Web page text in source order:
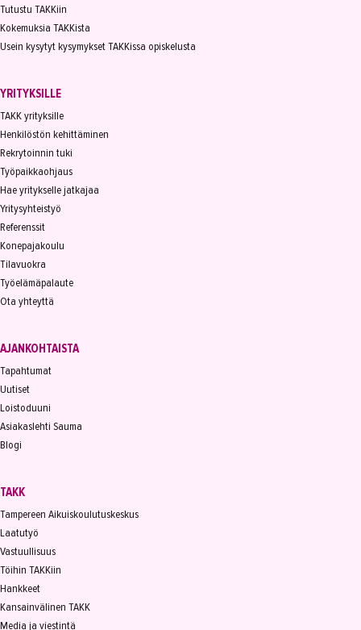
Tutustu TAKKiin
Kokemuksia TAKKista
Usein kysytyt kysymykset TAKKissa opiskelusta
YRITYKSILLE
TAKK yrityksille
Henkilöstön kehittäminen
Rekrytoinnin tuki
Työpaikkaohjaus
Hae yritykselle jatkajaa
Yritysyhteistyö
Referenssit
Konepajakoulu
Tilavuokra
Työelämäpalaute
Ota yhteyttä
AJANKOHTAISTA
Tapahtumat
Uutiset
Loistoduuni
Asiakaslehti Sauma
Blogi
TAKK
Tampereen Aikuiskoulutuskeskus
Laatutyö
Vastuullisuus
Töihin TAKKiin
Hankkeet
Kansainvälinen TAKK
Media ja viestintä